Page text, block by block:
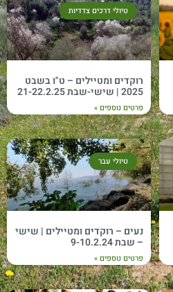
טיולי דרכים צדדיות
רוקדים ומטיילים – ט"ו בשבט
2025 | שישי-שבת 21-22.2.25
פרטים נוספים »
טיולי עבר
נעים – רוקדים ומטיילים | שישי
– שבת 9-10.2.24
פרטים נוספים »